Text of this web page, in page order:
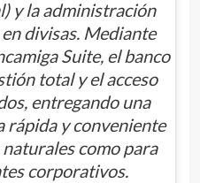
y la administración
divisas. Mediante
Suite, el banco
total y el acceso
entregando una
rápida y conveniente
como para
corporativos.